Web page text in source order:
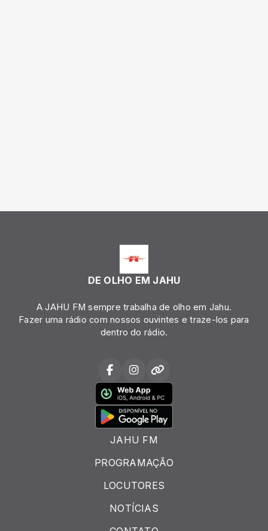
DE OLHO EM JAHU
A JAHU FM sempre trabalha de olho em Jahu.
Fazer uma rádio com nossos ouvintes e traze-los para
dentro do rádio.
JAHU FM
PROGRAMAÇÃO
LOCUTORES
NOTÍCIAS